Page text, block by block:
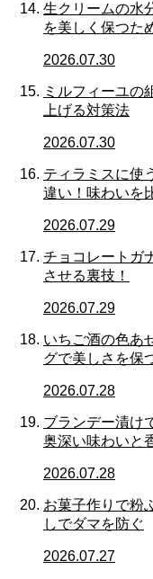
生クリームの水
を美しく保つた
2026.07.30
ミルフィーユの
上げる対策法
2026.07.30
ティラミスに使
違い！味わいを
2026.07.29
チョコレートガ
させる裏技！
2026.07.29
いちご酒の色あ
グで美しさを保
2026.07.28
ブランデー漬け
奥深い味わいと
2026.07.28
お菓子作りで粉
しでダマを防ぐ
2026.07.27